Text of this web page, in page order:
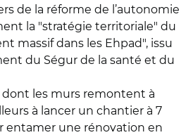
de la réforme de l’autonomie
la "stratégie territoriale" du
massif dans les Ehpad", issu
du Ségur de la santé et du
dont les murs remontent à
à lancer un chantier à 7
entamer une rénovation en